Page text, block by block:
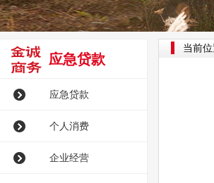
应急贷款
应急贷款
个人消费
企业经营
当前